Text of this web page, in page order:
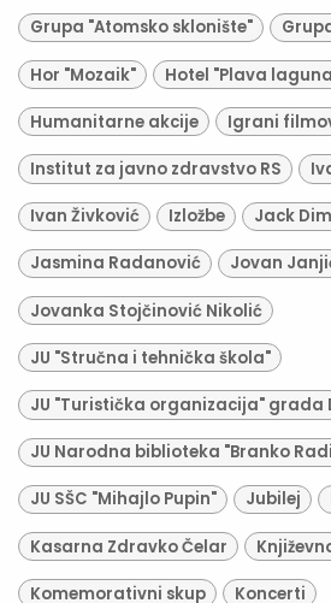
Grupa "Atomsko sklonište"
Hor "Mozaik" Hotel "Plava
Humanitarne akcije Igrani
Institut za javno zdravstvo RS
Ivan Živković Izložbe Jack
Jasmina Radanović Jovan
Jovanka Stojčinović Nikolić
JU "Stručna i tehnička škola"
JU "Turistička organizacija" grada
JU Narodna biblioteka "Branko
JU SŠC "Mihajlo Pupin" Jubilej
Kasarna Zdravko Čelar
Komemorativni skup Koncerti